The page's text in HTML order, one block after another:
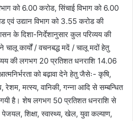
को 6.00 करोड, सिंचाई विभाग को 6.00
एवं उद्यान विभाग को 3.55 करोड की
के दिशा-निर्देशानुसार कुल परिव्यय की
कार्यों / वचनबद्ध मदें / चालू मदों हेतु
की लगभग 20 प्रतिशत धनराशि 14.06
को बढ़ावा देने हेतु जैसेः- कृषि,
रेशम, मत्स्य, वानिकी, गन्ना आदि से सम्बन्धित
गयी है। शेष लगभग 50 प्रतिशत धनराशि से
पेजयल, शिक्षा, स्वास्थ्य, खेल, युवा कल्याण,